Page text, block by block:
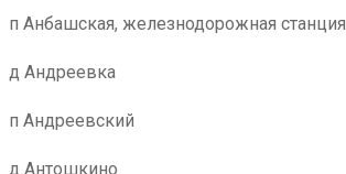
п Анбашская, железнодорожная станция
д Андреевка
п Андреевский
д Антошкино